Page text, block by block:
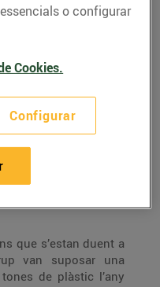
sobres de paper
suposarà un estalvi
de safates de plàstic
Grup Bon Preu
el film de plàstic
xarcuteria i
els establiments per
que s’estan duent a
van suposar una
de plàstic l’any
o configurar
Cookies.
Configurar